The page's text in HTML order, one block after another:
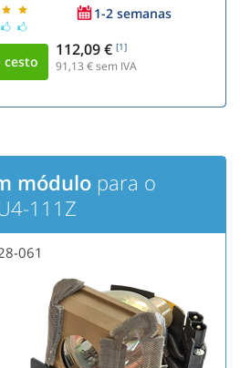
1-2 semanas
112,09 € [1]
91,13 € sem IVA
módulo para o
111Z
061